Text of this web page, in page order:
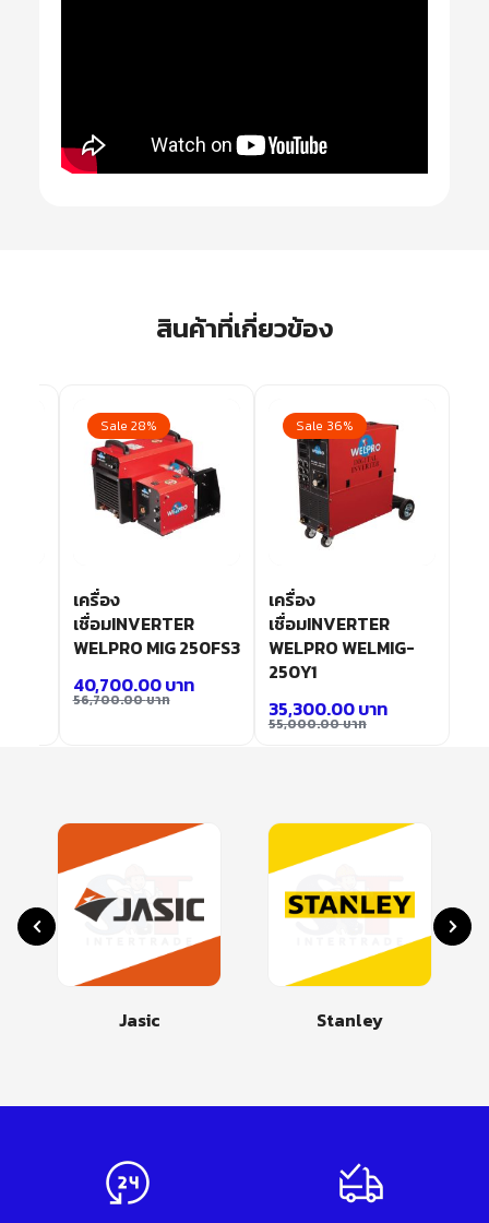
สินค้าที่เกี่ยวข้อง
Sale 28%
เครื่อง
เชื่อมINVERTER
WELPRO MIG 250FS3
56,700.00บาท
40,700.00บาท
Sale 36%
เครื่อง
เชื่อมINVERTER
WELPRO WELMIG-
250Y1
55,000.00บาท
35,300.00บาท
Stanley Makita